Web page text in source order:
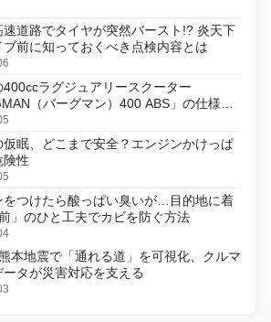
速道路でタイヤが突然バースト!? 炎天下
ブ前に知っておくべき点検内容とは
400ccラグジュアリースクーター
（バーグマン）400 ABS」の仕様を
月18日に発売
仮眠、どこまで安全？エンジンかけっぱ
険性
をつけたら酸っぱい臭いが…目的地に着
」のひと工夫でカビを防ぐ方法
本地震で「通れる道」を可視化、クルマ
タが災害対応を支える